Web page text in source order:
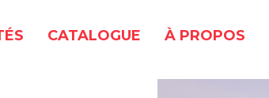
CATALOGUE À PROPOS